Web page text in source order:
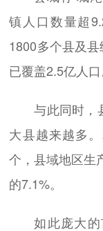
镇人口数量超
1800多个县及
已覆盖2.5亿人
与此同时，
大县越来越多
个，县域地区生
的7.1%。
如此庞大